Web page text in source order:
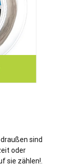
sind
oder
sie zählen!.